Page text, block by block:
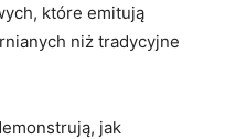
które emitują
niż tradycyjne
jak